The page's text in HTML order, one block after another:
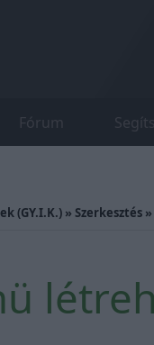
Fórum
(GY.I.K.) » Szerkesztés »